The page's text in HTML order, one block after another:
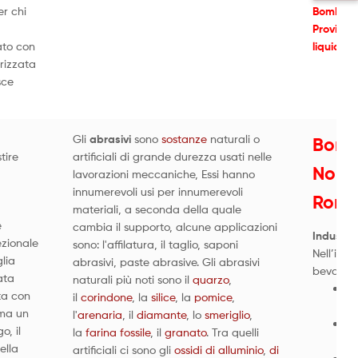
chi
con
liquido
con
un
il
Gli abrasivisono sostanzenaturali o
artificiali di grande durezza usati nelle
lavorazioni meccaniche, Essi hanno
innumerevoli usi per innumerevoli
materiali, a seconda della quale
cambia il supporto, alcune applicazioni
sono: l'affilatura, il taglio, saponi
abrasivi, paste abrasive. Gli abrasivi
naturali più noti sono il quarzo,
il corindone, la silice, la pomice,
l'arenaria , il diamante, lo smeriglio,
la farina fossile, il granato. Tra quelli
artificiali ci sono gli ossidi di alluminio, di